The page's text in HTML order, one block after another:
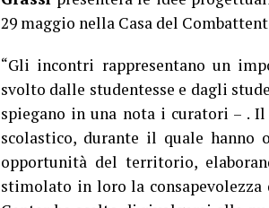
29 maggio nella Casa del
“Gli incontri rappresentano un
svolto dalle studentesse e dagli
spiegano in una nota i curatori – .
scolastico, durante il quale hanno
opportunità del territorio,
stimolato in loro la